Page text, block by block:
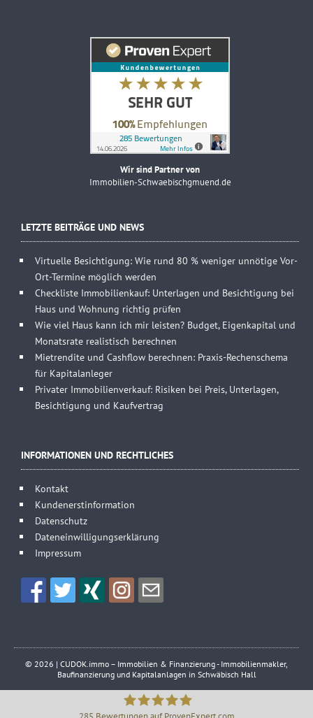
Wir sind Partner von
Immobilien-Schwaebischgmuend.de
LETZTE BEITRÄGE UND NEWS
Virtuelle Besichtigung: Wie rund 80 % weniger unnötige Vor-
Ort-Termine möglich werden
Checkliste Immobilienkauf: Unterlagen und Besichtigung bei
Haus und Wohnung richtig prüfen
Wie viel Haus kann ich mir leisten? Budget, Eigenkapital und
Monatsrate realistisch berechnen
Mietrendite und Cashflow berechnen: Praxis-Rechenschema
für Kapitalanleger
Privater Immobilienverkauf: Risiken bei Preis, Unterlagen,
Besichtigung und Kaufvertrag
INFORMATIONEN UND RECHTLICHES
Kontakt
Kundenerstinformation
Datenschutz
Dateneinwilligungserklärung
Impressum
© 2026 | CUDOK.immo – Immobilien & Finanzierung - Immobilienmakler,
Baufinanzierung und Kapitalanlagen in Schwäbisch Hall